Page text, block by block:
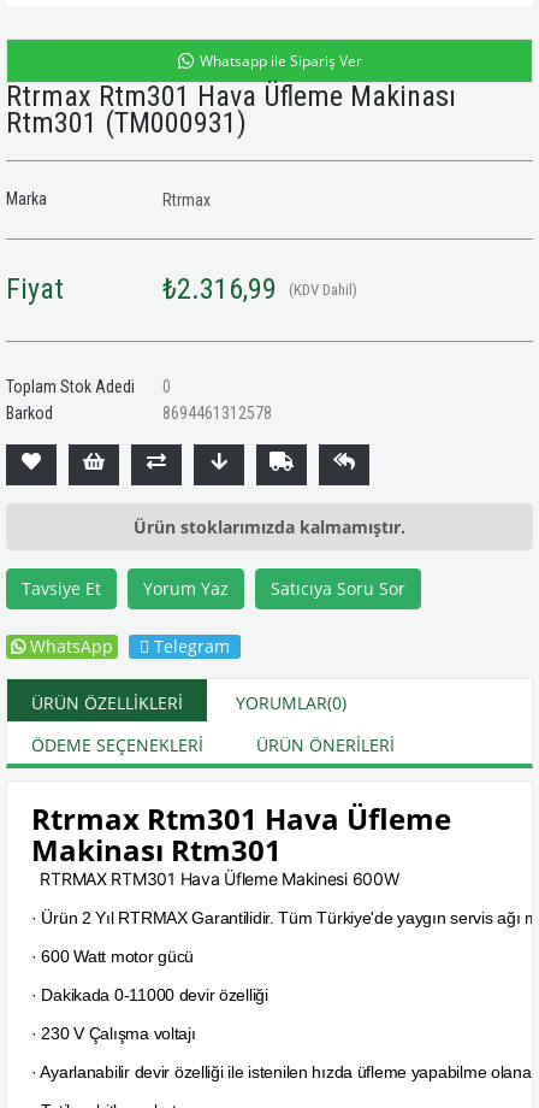
Whatsapp ile Sipariş Ver
Rtrmax Rtm301 Hava Üfleme Makinası
Rtm301 (TM000931)
Marka Rtrmax
Fiyat ₺2.316,99 (KDV Dahil)
Toplam Stok Adedi
0
Barkod
8694461312578
Ürün stoklarımızda kalmamıştır.
Tavsiye Et Yorum Yaz Satıcıya Soru Sor
WhatsApp Telegram
ÜRÜN ÖZELLIKLERI YORUMLAR(0)
ÖDEME SEÇENEKLERI
ÜRÜN ÖNERILERI
Rtrmax Rtm301 Hava Üfleme
Makinası Rtm301
RTRMAX RTM301 Hava Üfleme Makinesi 600W
· Ürün 2 Yıl RTRMAX Garantilidir. Tüm Türkiye'de yaygın servis ağı
· 600 Watt motor gücü
· Dakikada 0-11000 devir özelliği
· 230 V Çalışma voltajı
· Ayarlanabilir devir özelliği ile istenilen hızda üfleme yapabilme